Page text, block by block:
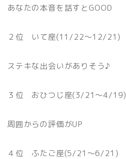
あなたの本音を話すとGOOD
２位 いて座(11/22〜12/21)
ステキな出会いがありそう♪
３位 おひつじ座(3/21〜4/19)
周囲からの評価がUP
４位 ふたご座(5/21〜6/21)